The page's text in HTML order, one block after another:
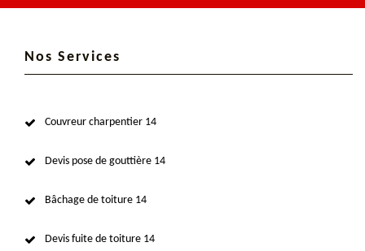
Nos Services
Couvreur charpentier 14
Devis pose de gouttière 14
Bâchage de toiture 14
Devis fuite de toiture 14